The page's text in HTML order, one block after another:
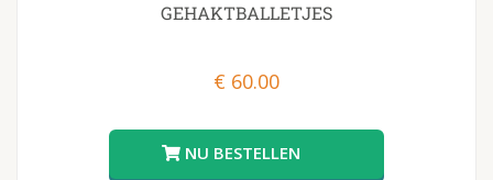
GEHAKTBALLETJES
€ 60.00